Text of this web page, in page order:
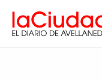
contenido